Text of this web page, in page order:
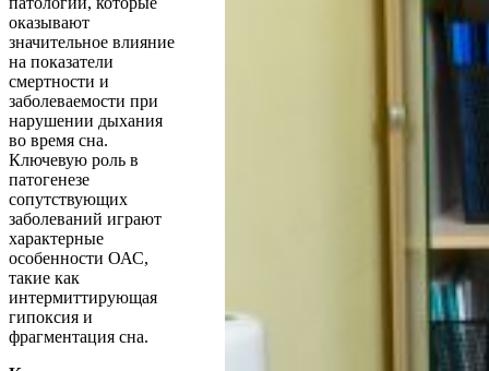
оказывают
значительное влияние
на показатели
смертности и
заболеваемости при
нарушении дыхания
во время сна.
Ключевую роль в
патогенезе
сопутствующих
заболеваний играют
характерные
особенности ОАС,
такие как
интермиттирующая
гипоксия и
фрагментация сна.